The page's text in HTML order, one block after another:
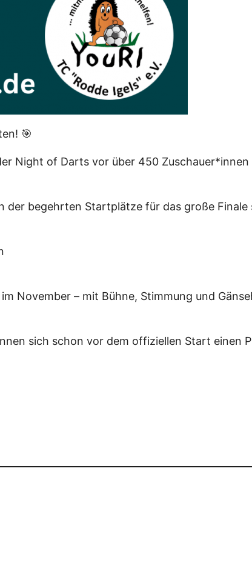
🎯
Night of Darts vor über 450
begehrten Startplätze für das große Finale
November – mit Bühne, Stimmung und
sich schon vor dem offiziellen Start einen